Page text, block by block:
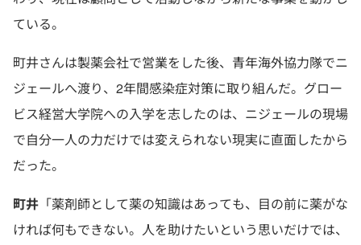
ている。
町井さんは製薬会社で営業をした後、青年海外協力隊でニ
ジェールへ渡り、2年間感染症対策に取り組んだ。グロー
ビス経営大学院への入学を志したのは、ニジェールの現場
で自分一人の力だけでは変えられない現実に直面したから
だった。
町井 「薬剤師として薬の知識はあっても、目の前に薬がな
ければ何もできない。人を助けたいという思いだけでは、